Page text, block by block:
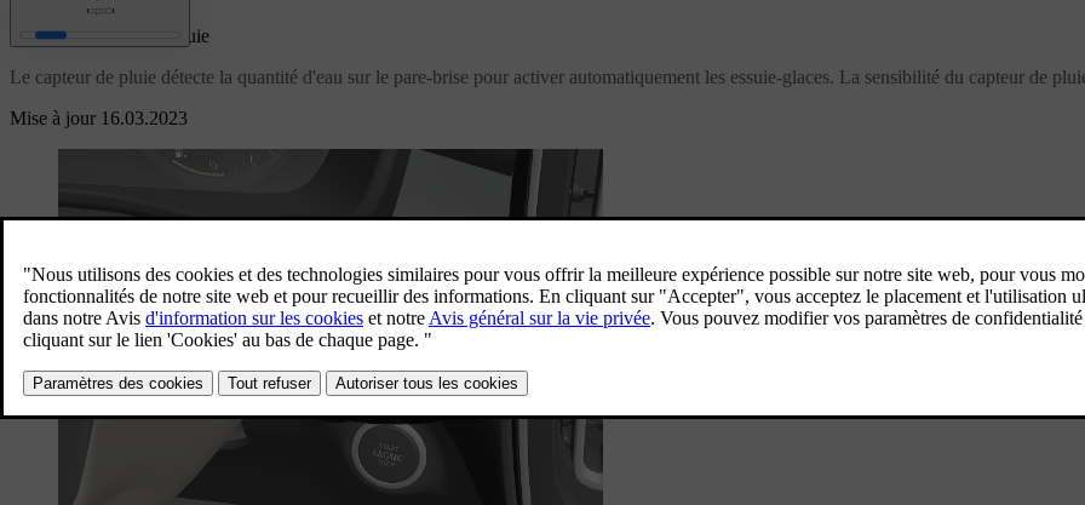
Mise à jour 16.03.2023
Utiliser le capteur de pluie
Le capteur de pluie détecte la quantité d'eau sur le pare-brise pour activer automatiquement les essuie-glaces. La sensibilité du capteur de